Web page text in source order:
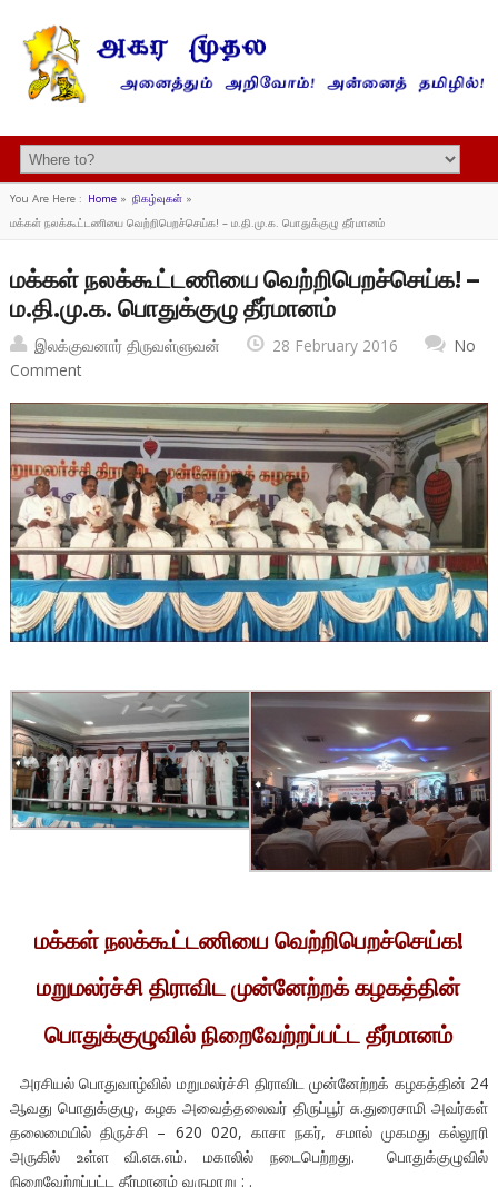
You Are Here : Home» நிகழ்வுகள்»
மக்கள் நலக்கூட்டணியை வெற்றிபெறச்செய்க! – ம.தி.மு.க. பொதுக்குழு தீர்மானம்
மக்கள் நலக்கூட்டணியை வெற்றிபெறச்செய்க! –
ம.தி.மு.க. பொதுக்குழு தீர்மானம்
இலக்குவனார் திருவள்ளுவன் 28 February 2016
No
Comment
மக்கள் நலக்கூட்டணியை வெற்றிபெறச்செய்க!
மறுமலர்ச்சி திராவிட முன்னேற்றக் கழகத்தின்
பொதுக்குழுவில் நிறைவேற்றப்பட்ட தீர்மானம்
அரசியல் பொதுவாழ்வில் மறுமலர்ச்சி திராவிட முன்னேற்றக் கழகத்தின் 24
ஆவது பொதுக்குழு, கழக அவைத்தலைவர் திருப்பூர் சு.துரைசாமி அவர்கள்
தலைமையில் திருச்சி – 620 020, காசா நகர், சமால் முகமது கல்லூரி
அருகில் உள்ள வி.எசு.எம். மகாலில் நடைபெற்றது. பொதுக்குழுவில்
நிறைவேற்றப்பட்ட தீர்மானம் வருமாறு : .